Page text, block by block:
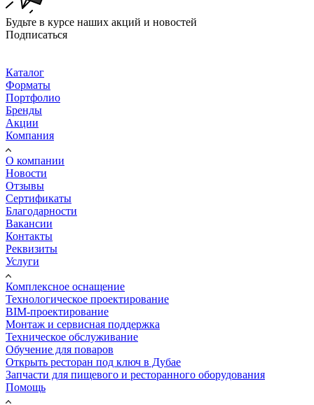
Будьте в курсе наших акций и новостей
Подписаться
Каталог
Форматы
Портфолио
Бренды
Акции
Компания
О компании
Новости
Отзывы
Сертификаты
Благодарности
Вакансии
Контакты
Реквизиты
Услуги
Комплексное оснащение
Технологическое проектирование
BIM-проектирование
Монтаж и сервисная поддержка
Техническое обслуживание
Обучение для поваров
Открыть ресторан под ключ в Дубае
Запчасти для пищевого и ресторанного оборудования
Помощь